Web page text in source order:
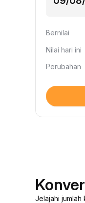
Bernilai
Nilai hari ini
Perubahan
Jelajahi